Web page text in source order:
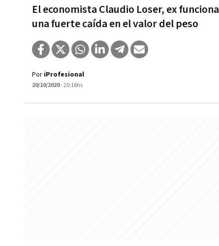
El economista Claudio Loser, ex
una fuerte caída en el valor del peso
Por iProfesional
20/10/2020- 20:16hs